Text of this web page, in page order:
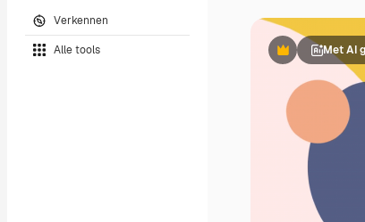
Verkennen
Alle tools PremiumMet AI